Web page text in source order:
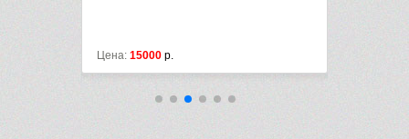
Цена: 15000 р.